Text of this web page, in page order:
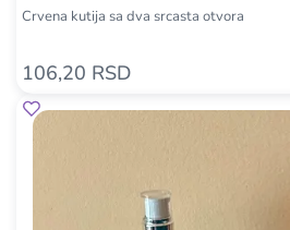
Crvena kutija sa dva srcasta otvora
106,20 RSD